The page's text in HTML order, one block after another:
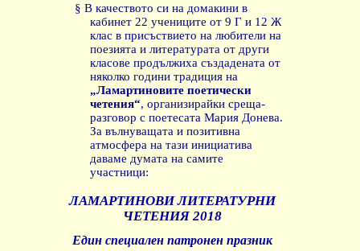
§ В качеството си на домакини в
кабинет 22 учениците от 9 Г и 12 Ж
клас в присъствието на любители на
поезията и литературата от други
класове продължиха създадената от
няколко години традиция на
„Ламартиновите поетически
четения“, организирайки среща-
разговор с поетесата Мария Донева.
За вълнуващата и позитивна
атмосфера на тази инициатива
даваме думата на самите
участници:
ЛАМАРТИНОВИ ЛИТЕРАТУРНИ
ЧЕТЕНИЯ 2018
Един специален патронен празник